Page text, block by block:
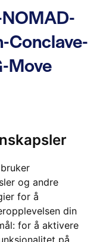
og andre
for å
din
for å aktivere
på
Conclave-
Move